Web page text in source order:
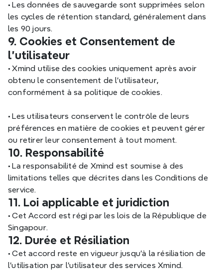
• Les données de sauvegarde sont supprimées selon
les cycles de rétention standard, généralement dans
les 90 jours.
9. Cookies et Consentement de
l'utilisateur
• Xmind utilise des cookies uniquement après avoir
obtenu le consentement de l'utilisateur,
conformément à sa politique de cookies.
• Les utilisateurs conservent le contrôle de leurs
préférences en matière de cookies et peuvent gérer
ou retirer leur consentement à tout moment.
10. Responsabilité
• La responsabilité de Xmind est soumise à des
limitations telles que décrites dans les Conditions de
service.
11. Loi applicable et juridiction
• Cet Accord est régi par les lois de la République de
Singapour.
12. Durée et Résiliation
• Cet accord reste en vigueur jusqu'à la résiliation de
l'utilisation par l'utilisateur des services Xmind.